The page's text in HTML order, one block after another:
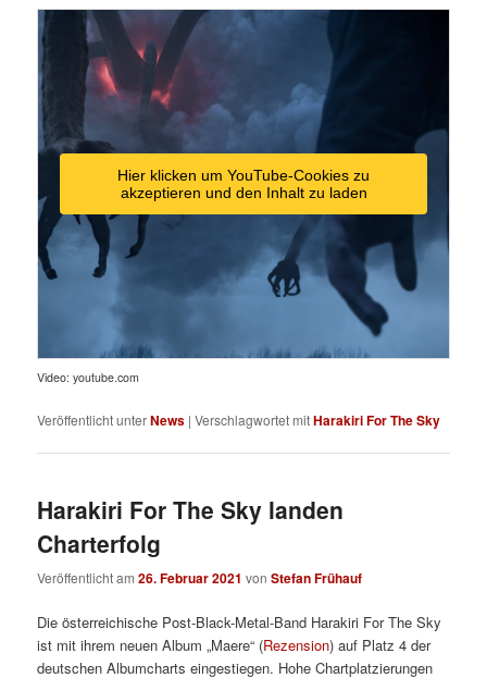
Hier klicken um YouTube-Cookies zu
akzeptieren und den Inhalt zu laden
Video: youtube.com
Veröffentlicht unterNews |Verschlagwortet mitHarakiri For The Sky
Harakiri For The Sky landen
Charterfolg
Veröffentlicht am26. Februar 2021 vonStefan Frühauf
Die österreichische Post-Black-Metal-Band Harakiri For The Sky
ist mit ihrem neuen Album „Maere“ (Rezension) auf Platz 4 der
deutschen Albumcharts eingestiegen. Hohe Chartplatzierungen